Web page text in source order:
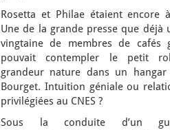
Rosetta et Philae étaient encore
Une de la grande presse que déjà
vingtaine de membres de cafés
pouvait contempler le petit
grandeur nature dans un
Bourget. Intuition géniale ou
privilégiées au CNES ?
Sous la conduite d’un